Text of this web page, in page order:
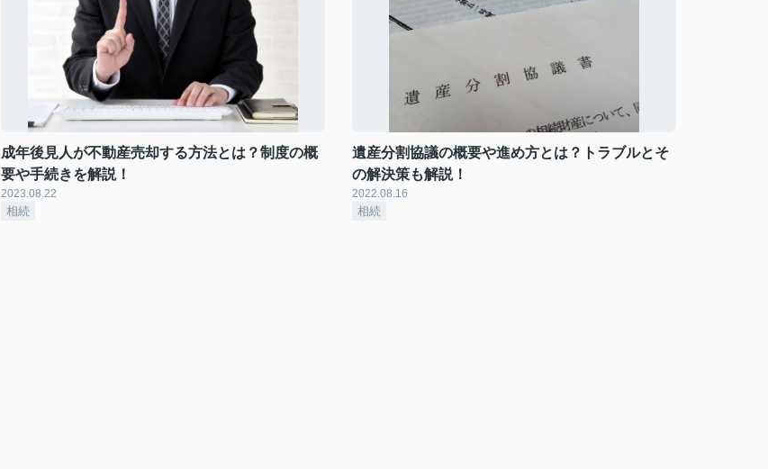
成年後見人が不動産売却する方法とは？制度の概
要や手続きを解説！
2023.08.22
相続
遺産分割協議の概要や進め方とは？トラブルとそ
の解決策も解説！
2022.08.16
相続